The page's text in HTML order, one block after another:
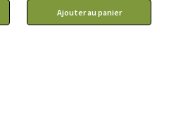
Ajouter au panier